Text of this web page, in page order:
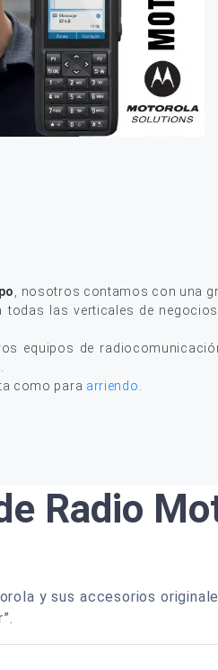
, nosotros contamos con una
las verticales de
equipos de
como para arriendo
Radio
y sus accesorios